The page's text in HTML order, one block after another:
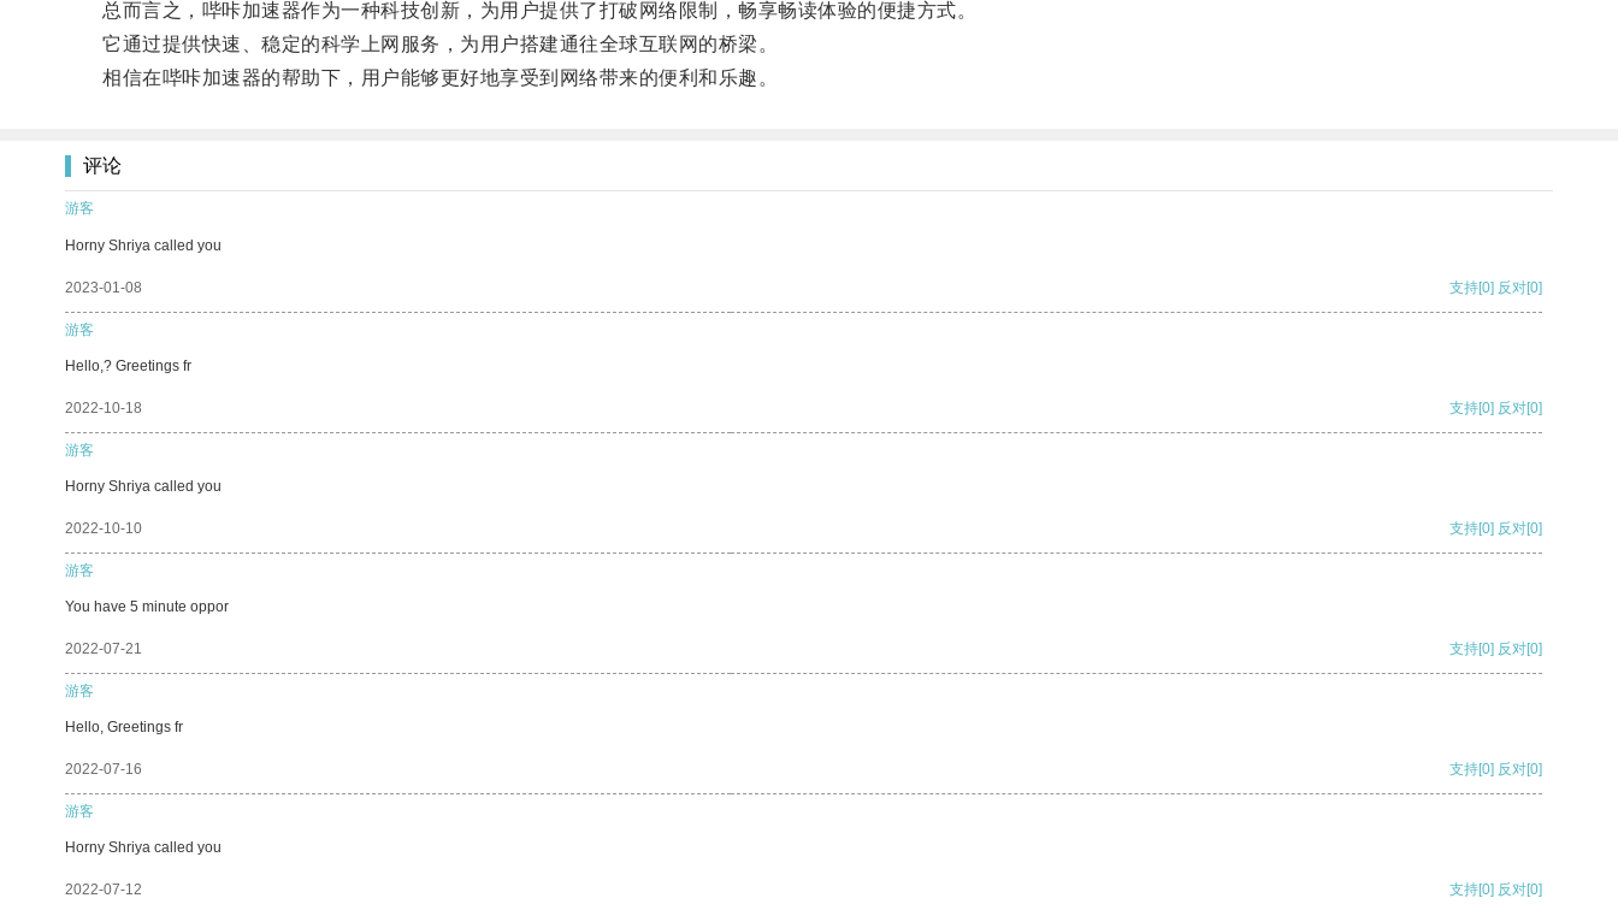
总而言之，哔咔加速器作为一种科技创新，为用户提供了打破网络限制，畅享畅读体验的便捷方式。
它通过提供快速、稳定的科学上网服务，为用户搭建通往全球互联网的桥梁。
相信在哔咔加速器的帮助下，用户能够更好地享受到网络带来的便利和乐趣。
评论
游客
Horny Shriya called you
2023-01-08 支持[0] 反对[0]
游客
Hello,? Greetings fr
2022-10-18 支持[0] 反对[0]
游客
Horny Shriya called you
2022-10-10 支持[0] 反对[0]
游客
You have 5 minute oppor
2022-07-21 支持[0] 反对[0]
游客
Hello, Greetings fr
2022-07-16 支持[0] 反对[0]
游客
Horny Shriya called you
2022-07-12 支持[0] 反对[0]